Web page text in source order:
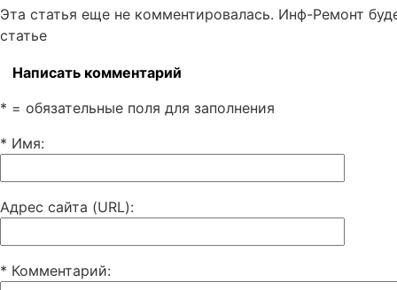
Эта статья еще не комментировалась. Инф-Ремонт
статье
Написать комментарий
* = обязательные поля для заполнения
* Имя:
Адрес сайта (URL):
* Комментарий: